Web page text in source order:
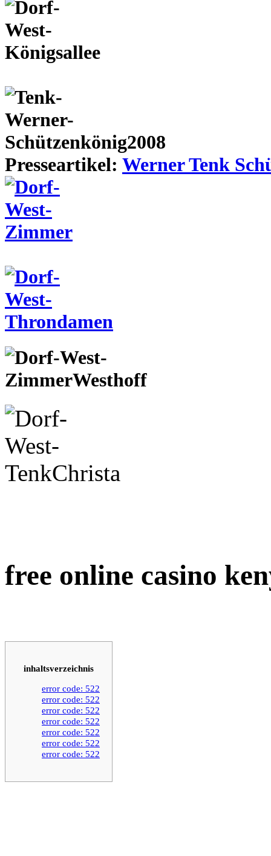
Presseartikel: Werner Tenk
free online casino
inhaltsverzeichnis
error code: 522
error code: 522
error code: 522
error code: 522
error code: 522
error code: 522
error code: 522